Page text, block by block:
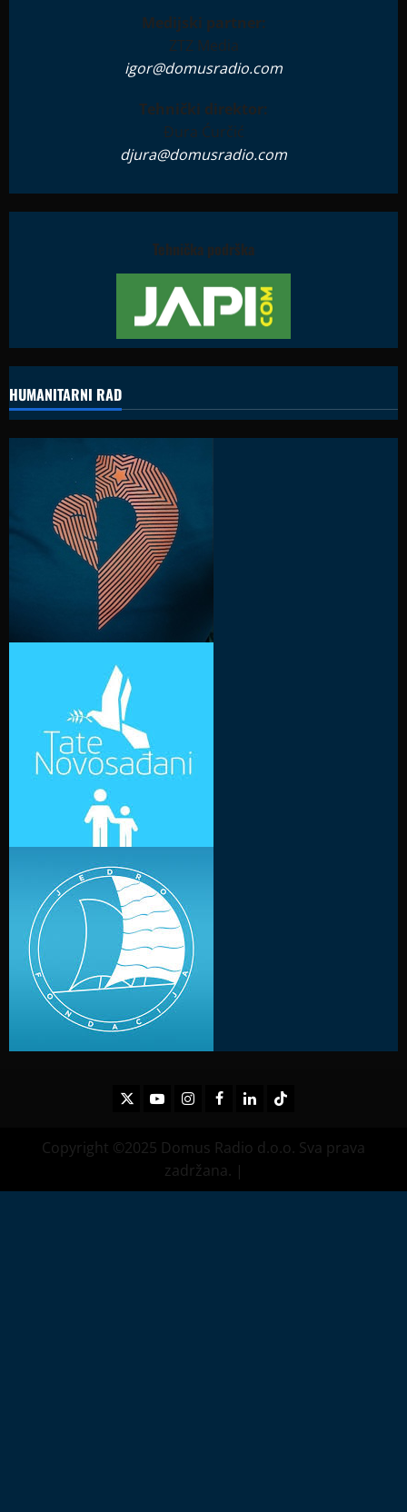
Medijski partner:
ZTZ Media
igor@domusradio.com
Tehnički direktor:
Đura Ćurčić
djura@domusradio.com
Tehnička podrška
HUMANITARNI RAD
TwitterYoutubeInstagramFacebook
LinkedInTikTok
Copyright ©2025 Domus Radio d.o.o. Sva prava
zadržana. |